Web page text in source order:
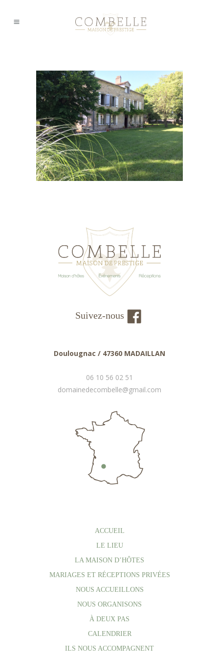
Suivez-nous
Doulougnac / 47360 MADAILLAN
06 10 56 02 51
domainedecombelle@gmail.com
ACCUEIL
LE LIEU
LA MAISON D’HÔTES
MARIAGES ET RÉCEPTIONS PRIVÉES
NOUS ACCUEILLONS
NOUS ORGANISONS
À DEUX PAS
CALENDRIER
ILS NOUS ACCOMPAGNENT